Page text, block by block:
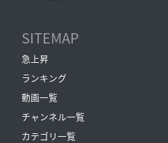
SITEMAP
急上昇
ランキング
動画一覧
チャンネル一覧
カテゴリ一覧